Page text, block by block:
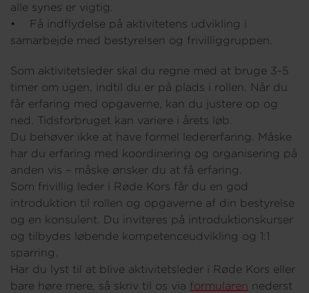
alle synes er vigtig.
• Få indflydelse på aktivitetens udvikling i
samarbejde med bestyrelsen og frivilliggruppen.
Som aktivitetsleder skal du regne med at bruge 3-5
timer om ugen, indtil du er på plads i rollen. Når du
får erfaring med opgaverne, kan du justere op og
ned. Tidsforbruget kan variere i årets løb.
Du behøver ikke at have formel ledererfaring. Måske
har du erfaring med koordinering og organisering på
anden vis – måske ønsker du at få erfaring.
Som frivillig leder i Røde Kors får du en god
introduktion til rollen og opgaverne af din bestyrelse
og en konsulent. Du inviteres på introduktionskurser
og tilbydes løbende kompetenceudvikling og 1:1
sparring.
Har du lyst til at blive aktivitetsleder i Røde Kors eller
bare høre mere, så skriv til os via formularen nederst